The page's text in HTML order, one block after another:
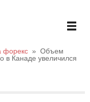
форекс » Объем
в Канаде увеличился